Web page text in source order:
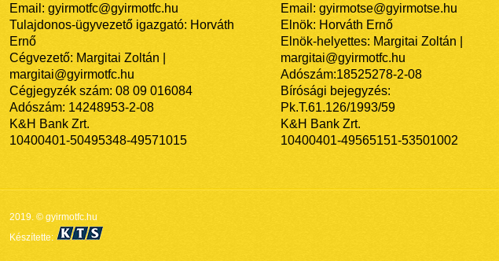
Email: gyirmotfc@gyirmotfc.hu
Tulajdonos-ügyvezető igazgató: Horváth
Ernő
Cégvezető: Margitai Zoltán |
margitai@gyirmotfc.hu
Cégjegyzék szám: 08 09 016084
Adószám: 14248953-2-08
K&H Bank Zrt.
10400401-50495348-49571015
Email: gyirmotse@gyirmotse.hu
Elnök: Horváth Ernő
Elnök-helyettes: Margitai Zoltán |
margitai@gyirmotfc.hu
Adószám:18525278-2-08
Bírósági bejegyzés:
Pk.T.61.126/1993/59
K&H Bank Zrt.
10400401-49565151-53501002
2019. © gyirmotfc.hu
Készítette: